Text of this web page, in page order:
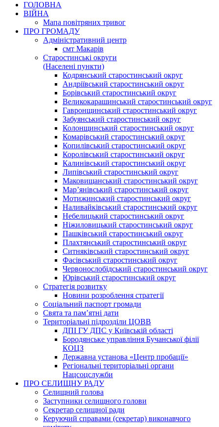
ГОЛОВНА
ВІЙНА
Мапа повітряних тривог
ПРО ГРОМАДУ
Aдміністративний центр
смт Макарів
Старостинські округи
(Населені пункти)
Кодрянський старостинський округ
Андріївський старостинський округ
Борівський старостинський округ
Великокарашинський старостинський округ
Гавронщинський старостинський округ
Забуянський старостинський округ
Колонщинський старостинський округ
Комарівський старостинський округ
Копилівський старостинський округ
Королівський старостинський округ
Калинівський старостинський округ
Липівський старостинський округ
Маковищанський старостинський округ
Мар’янівський старостинський округ
Мотижинський старостинський округ
Наливайківський старостинський округ
Небелицький старостинський округ
Ніжиловицький старостинський округ
Пашківський старостинський округ
Плахтянський старостинський округ
Ситняківський старостинський округ
Фасівський старостинський округ
Червонослобідський старостинський округ
Юрівський старостинський округ
Стратегія розвитку
Новини розроблення стратегії
Соціальний паспорт громади
Свята та пам’ятні дати
Територіальні підрозділи ЦОВВ
ДПІ ГУ ДПС у Київській області
Бородянське управління Бучанської філії
КОЦЗ
Державна установа «Центр пробації»
Регіональні територіальні органи
Нацсоцслужби
ПРО СЕЛИЩНУ РАДУ
Селищний голова
Заступники селищного голови
Секретар селищної ради
Керуючий справами (секретар) виконавчого